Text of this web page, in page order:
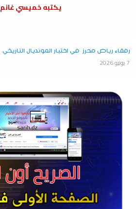
يكتبه خميسي غانم
رفقاء رياض محرز في اختبار المونديال التاريخي
7 يونيو 2026